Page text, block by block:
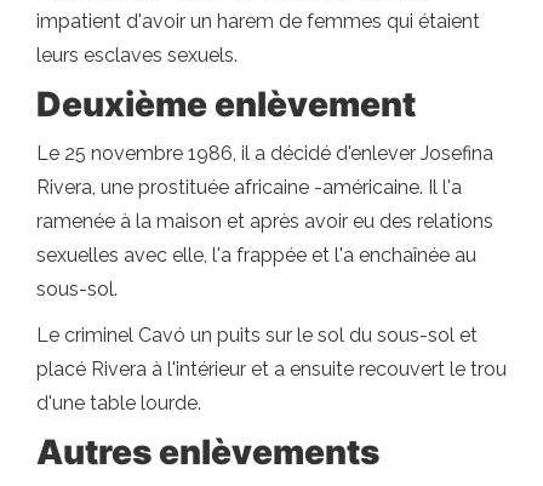
impatient d'avoir un harem de femmes qui étaient
leurs esclaves sexuels.
Deuxième enlèvement
Le 25 novembre 1986, il a décidé d'enlever Josefina
Rivera, une prostituée africaine -américaine. Il l'a
ramenée à la maison et après avoir eu des relations
sexuelles avec elle, l'a frappée et l'a enchaînée au
sous-sol.
Le criminel Cavó un puits sur le sol du sous-sol et
placé Rivera à l'intérieur et a ensuite recouvert le trou
d'une table lourde.
Autres enlèvements